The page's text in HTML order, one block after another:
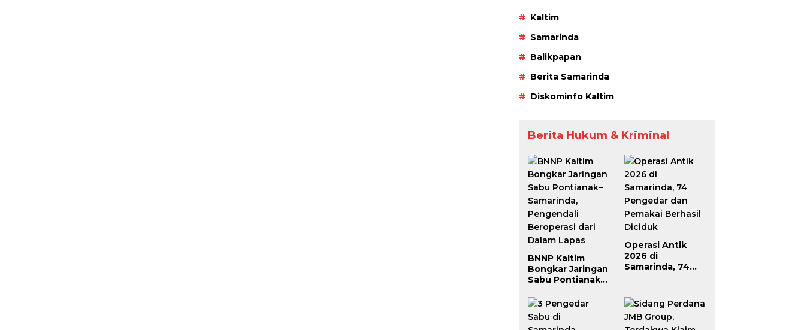
Kaltim
Samarinda
Balikpapan
Berita Samarinda
Diskominfo Kaltim
Berita Hukum & Kriminal
BNNP Kaltim
Bongkar Jaringan
Sabu Pontianak–
Pengendali
Beroperasi dari
Dalam Lapas
Operasi Antik
2026 di
Samarinda, 74
Diciduk